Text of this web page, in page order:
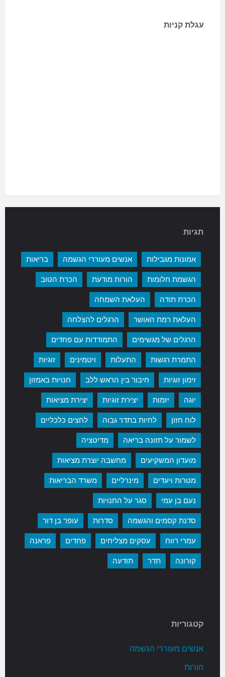
עגלת קניות
תגיות
אמונות מגבילות אנשים מעוררי הגשמה בריאות
הגשמת חלומות הורות מודעת הכרת הטוב
הכרת תודה העלאת השמחה
העלאת רמת האושר הרגלים להצלחה
הרגלים של מגשימים התמודדות עם פחדים
התמרת רגשות התעלות ויטמינים זוגיות
זימון זוגיות חיבור בין הראש ללב חנויות באמזון
יוגה יזמות יצירת זוגיות יצירת מציאות
לוח חזון לחיות בתדר גבוה לחצים כלכליים
לשמור על תזונה בריאה מדיטציה
מועדון המשקיעים מחשבה יוצרת מציאות
מטרות ויעדים מינרליים משרד הבריאות
נעם בן עמי סגר על החנויות
סדנת קסמים והגשמה סדרות עופר בן דור
עמרי רווח עסקים מצליחים פחדים פראנה
קורונה תדר תודעה
קטגוריות
אנשים מעוררי הגשמה
הורות